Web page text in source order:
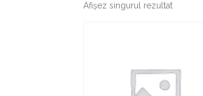
Afișez singurul rezultat